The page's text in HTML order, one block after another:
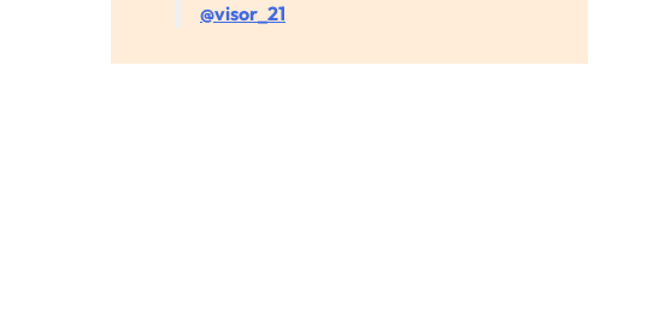
@visor_21